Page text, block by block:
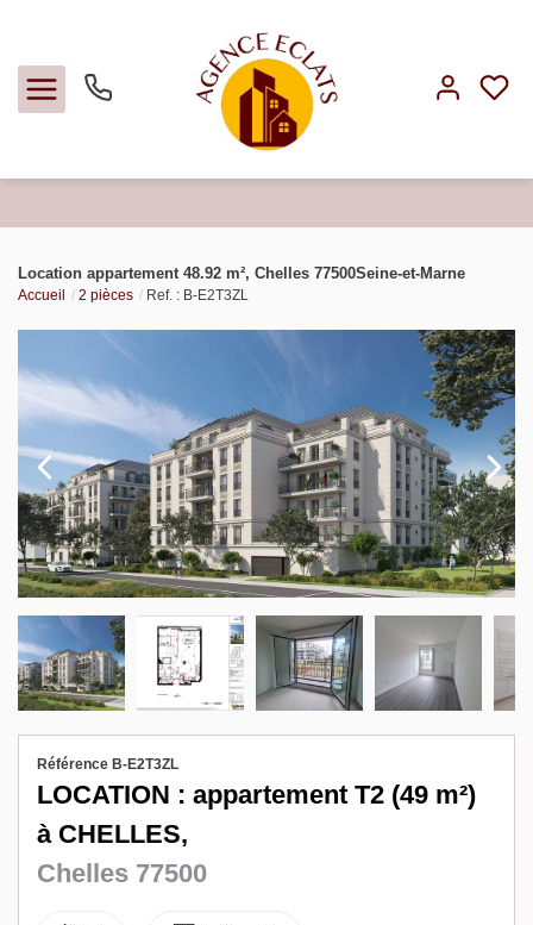
Louer
Faire gérer
Estimer
Notre agence
Biens vendus
Contact
Location appartement 48.92 m², Chelles 77500Seine-et-Marne
Accueil 2 pièces Ref. : B-E2T3ZL
Référence B-E2T3ZL
LOCATION : appartement T2 (49 m²)
à CHELLES,
Chelles 77500